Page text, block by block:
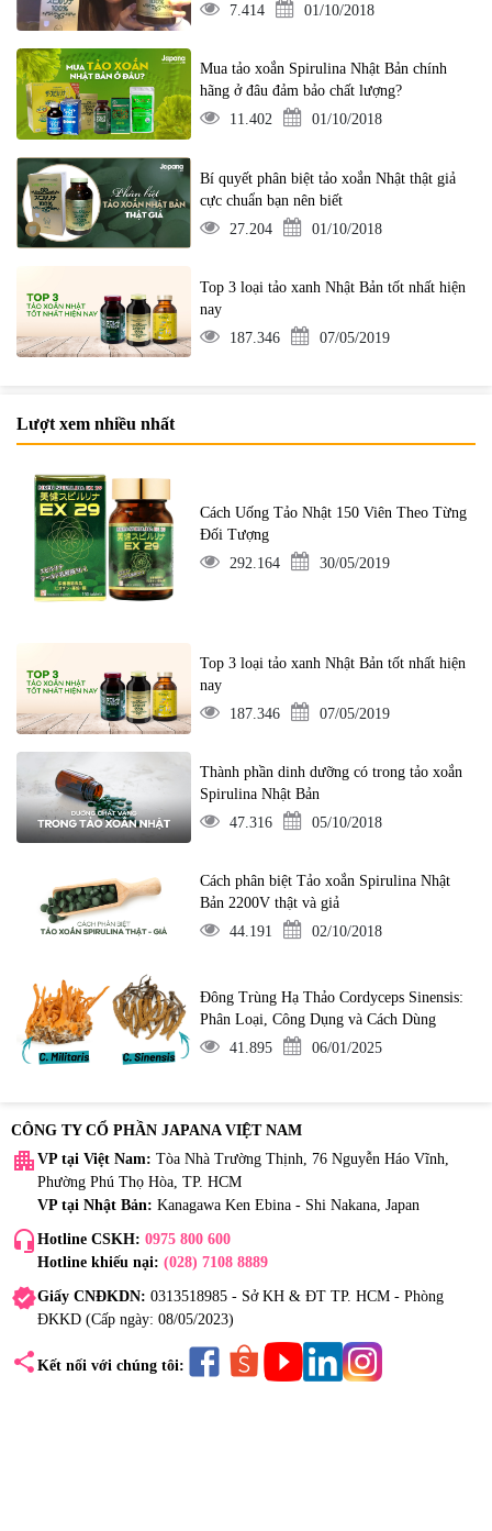
7.414
01/10/2018
Mua tảo xoắn Spirulina Nhật Bản chính
hãng ở đâu đảm bảo chất lượng?
11.402
01/10/2018
Bí quyết phân biệt tảo xoắn Nhật thật giả
cực chuẩn bạn nên biết
27.204
01/10/2018
Top 3 loại tảo xanh Nhật Bản tốt nhất hiện
nay
187.346
07/05/2019
Lượt xem nhiều nhất
Cách Uống Tảo Nhật 150 Viên Theo Từng
Đối Tượng
292.164
30/05/2019
Top 3 loại tảo xanh Nhật Bản tốt nhất hiện
nay
187.346
07/05/2019
Thành phần dinh dưỡng có trong tảo xoắn
Spirulina Nhật Bản
47.316
05/10/2018
Cách phân biệt Tảo xoắn Spirulina Nhật
Bản 2200V thật và giả
44.191
02/10/2018
Đông Trùng Hạ Thảo Cordyceps Sinensis:
Phân Loại, Công Dụng và Cách Dùng
41.895
06/01/2025
CÔNG TY CỔ PHẦN JAPANA VIỆT NAM
apartment VP tại Việt Nam: Tòa Nhà Trường Thịnh, 76 Nguyễn Háo Vĩnh,
Phường Phú Thọ Hòa, TP. HCM
VP tại Nhật Bản: Kanagawa Ken Ebina - Shi Nakana, Japan
headset_mic Hotline CSKH: 0975 800 600
Hotline khiếu nại: (028) 7108 8889
verifiedGiấy CNĐKDN: 0313518985 - Sở KH & ĐT TP. HCM - Phòng
ĐKKD (Cấp ngày: 08/05/2023)
share Kết nối với chúng tôi: